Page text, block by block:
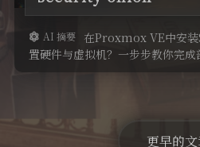
AI 摘要
在Proxmox VE中安
置硬件与虚拟机？一步步教你完成
更早的